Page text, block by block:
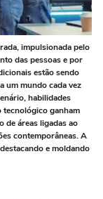
impulsionada pelo
das pessoas e por
estão sendo
um mundo cada vez
habilidades
tecnológico ganham
de áreas ligadas ao
contemporâneas. A
e moldando